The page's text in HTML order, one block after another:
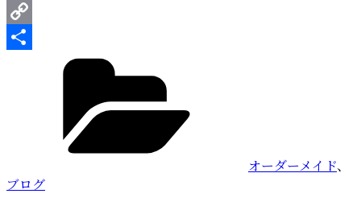
Pinterest
Copy
オーダーメイド、
ブログ